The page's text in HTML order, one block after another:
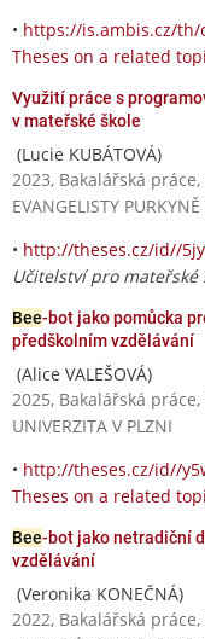
• https://is.ambis.cz/th/
Theses on a related
Využití práce s
v mateřské škole
(Lucie KUBÁTOVÁ)
2023, Bakalářská
EVANGELISTY
• http://theses.cz/id//
Učitelství pro mateřské
Bee-bot jako pomůcka
předškolním vzdělávání
(Alice VALEŠOVÁ)
2025, Bakalářská
UNIVERZITA V PLZNI
• http://theses.cz/id//
Theses on a related
Bee-bot jako netradiční
vzdělávání
(Veronika KONEČNÁ)
2022, Bakalářská